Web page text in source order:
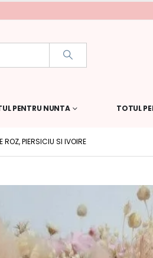
PENTRU NUNTA TOTUL
ROZ, PIERSICIU SI IVOIRE